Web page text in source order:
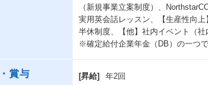
（新規事業立案制度）、
実用英会話レッスン、【生産性向
半休制度、【他】社内イベント（
※確定給付企業年金（DB）の一つ
賞与 [昇給]
年2回